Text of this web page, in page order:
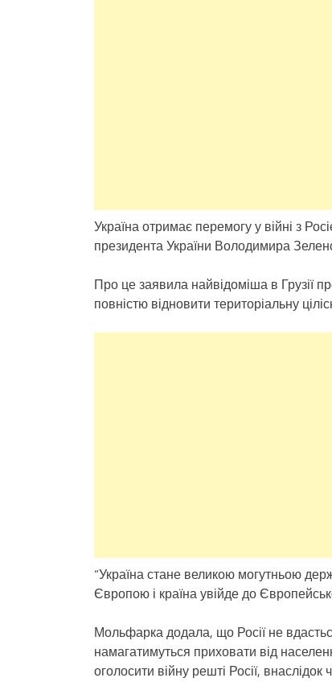
Україна отримає перемогу у війні з
президента України Володимира
Про це заявила найвідоміша в Грузії
повністю відновити територіальну
“Україна стане великою могутньою
Європою і країна увійде до
Мольфарка додала, що Росії не
намагатимуться приховати від
оголосити війну решті Росії,